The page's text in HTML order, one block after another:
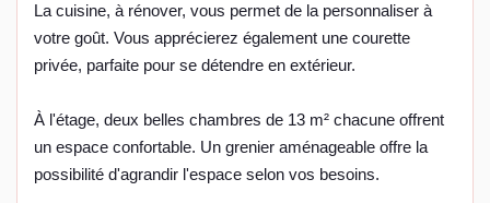
La cuisine, à rénover, vous permet de la personnaliser à
votre goût. Vous apprécierez également une courette
privée, parfaite pour se détendre en extérieur.
À l'étage, deux belles chambres de 13 m² chacune offrent
un espace confortable. Un grenier aménageable offre la
possibilité d'agrandir l'espace selon vos besoins.